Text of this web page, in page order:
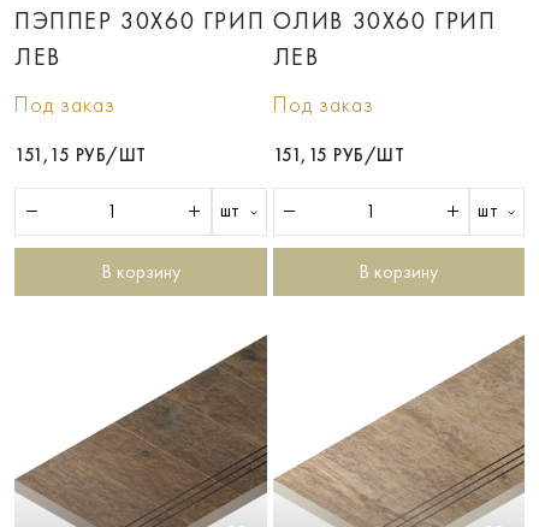
ПЭППЕР 30X60 ГРИП
ЛЕВ
Под заказ
151,15 РУБ/ШТ
шт
В корзину
ОЛИВ 30X60 ГРИП
ЛЕВ
Под заказ
151,15 РУБ/ШТ
шт
В корзину